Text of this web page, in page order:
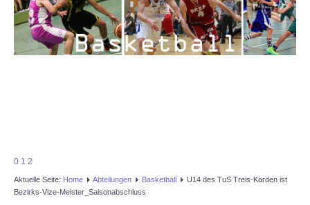
AKTUELLES
VEREIN
0 1 2
Aktuelle Seite: Home Abteilungen Basketball
U14 des TuS Treis-Karden ist
Bezirks-Vize-Meister_Saisonabschluss